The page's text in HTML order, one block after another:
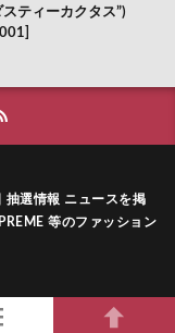
ティーカクタス”)
抽選情報 ニュースを掲
等のファッション